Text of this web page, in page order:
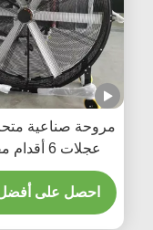
متحركة ذات
عجلات 6 أقدام مفتوحة
خارجية كبيرة
على أفضل سعر